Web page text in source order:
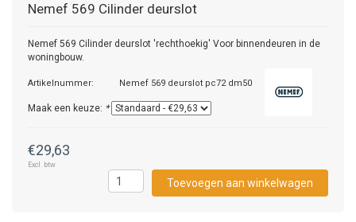
Nemef 569 Cilinder deurslot
Nemef 569 Cilinder deurslot 'rechthoekig' Voor binnendeuren in de
woningbouw.
Artikelnummer: Nemef 569 deurslot pc72 dm50
Maak een keuze: *
€29,63
Excl. btw
Toevoegen aan winkelwagen